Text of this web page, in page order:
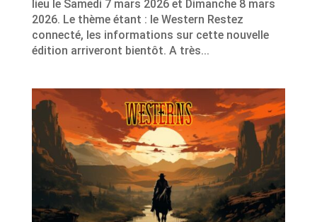
lieu le Samedi 7 mars 2026 et Dimanche 8 mars
2026. Le thème étant : le Western Restez
connecté, les informations sur cette nouvelle
édition arriveront bientôt. A très...